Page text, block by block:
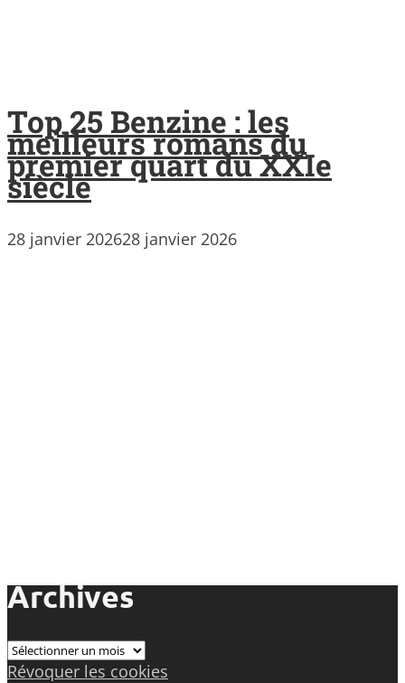
Top 25 Benzine : les
meilleurs romans du
premier quart du XXIe
siècle
28 janvier 202628 janvier 2026
Archives
Archives
Révoquer les cookies